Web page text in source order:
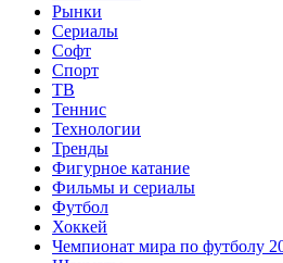
Рынки
Сериалы
Софт
Спорт
ТВ
Теннис
Технологии
Тренды
Фигурное катание
Фильмы и сериалы
Футбол
Хоккей
Чемпионат мира по футболу